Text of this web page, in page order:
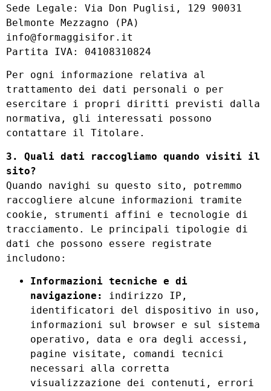
Sede Legale: Via Don Puglisi, 129 90031
Belmonte Mezzagno (PA)
info@formaggisifor.it
Partita IVA: 04108310824
Per ogni informazione relativa al
trattamento dei dati personali o per
esercitare i propri diritti previsti dalla
normativa, gli interessati possono
contattare il Titolare.
3. Quali dati raccogliamo quando visiti il
sito?
Quando navighi su questo sito, potremmo
raccogliere alcune informazioni tramite
cookie, strumenti affini e tecnologie di
tracciamento. Le principali tipologie di
dati che possono essere registrate
includono:
Informazioni tecniche e di
navigazione:
indirizzo IP,
identificatori del dispositivo in uso,
informazioni sul browser e sul sistema
operativo, data e ora degli accessi,
pagine visitate, comandi tecnici
necessari alla corretta
visualizzazione dei contenuti, errori